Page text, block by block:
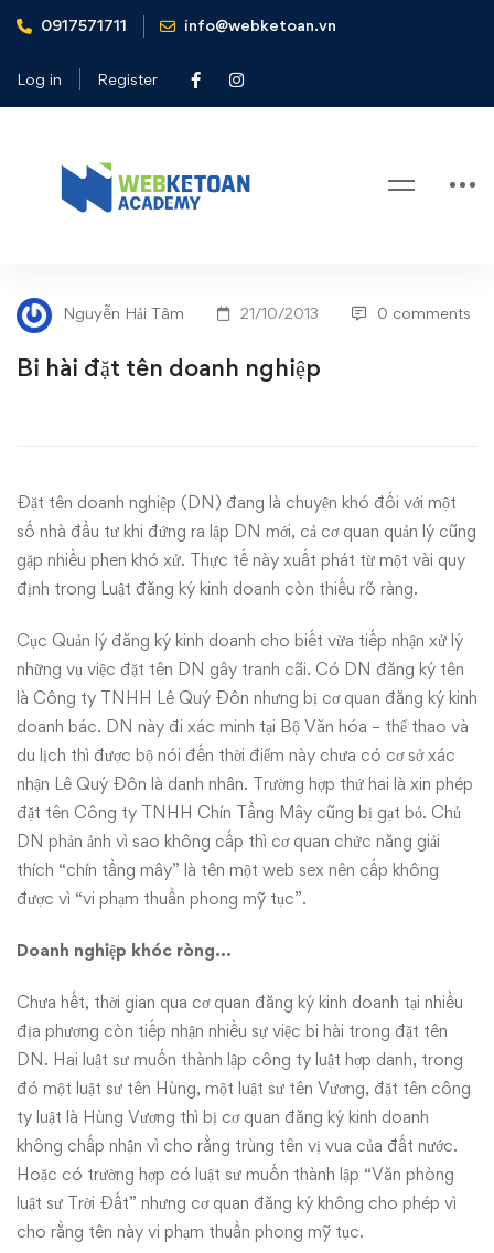
0917571711 info@webketoan.vn
Log in Register
Home Tin tức - Sự kiện Bi hài đặt tên doanh nghiệp
Blog
hài
đặt
nghiệp
Nguyễn Hải Tâm 21/10/2013 0 comments
Bi hài đặt tên doanh nghiệp
Đặt tên doanh nghiệp (DN) đang là chuyện khó đối với một
số nhà đầu tư khi đứng ra lập DN mới, cả cơ quan quản lý cũng
gặp nhiều phen khó xử. Thực tế này xuất phát từ một vài quy
định trong Luật đăng ký kinh doanh còn thiếu rõ ràng.
Cục Quản lý đăng ký kinh doanh cho biết vừa tiếp nhận xử lý
những vụ việc đặt tên DN gây tranh cãi. Có DN đăng ký tên
là Công ty TNHH Lê Quý Đôn nhưng bị cơ quan đăng ký kinh
doanh bác. DN này đi xác minh tại Bộ Văn hóa – thể thao và
du lịch thì được bộ nói đến thời điểm này chưa có cơ sở xác
nhận Lê Quý Đôn là danh nhân. Trường hợp thứ hai là xin phép
đặt tên Công ty TNHH Chín Tầng Mây cũng bị gạt bỏ. Chủ
DN phản ảnh vì sao không cấp thì cơ quan chức năng giải
thích “chín tầng mây” là tên một web sex nên cấp không
được vì “vi phạm thuần phong mỹ tục”.
Doanh nghiệp khóc ròng…
Chưa hết, thời gian qua cơ quan đăng ký kinh doanh tại nhiều
địa phương còn tiếp nhận nhiều sự việc bi hài trong đặt tên
DN. Hai luật sư muốn thành lập công ty luật hợp danh, trong
đó một luật sư tên Hùng, một luật sư tên Vương, đặt tên công
ty luật là Hùng Vương thì bị cơ quan đăng ký kinh doanh
không chấp nhận vì cho rằng trùng tên vị vua của đất nước.
Hoặc có trường hợp có luật sư muốn thành lập “Văn phòng
luật sư Trời Đất” nhưng cơ quan đăng ký không cho phép vì
cho rằng tên này vi phạm thuần phong mỹ tục.